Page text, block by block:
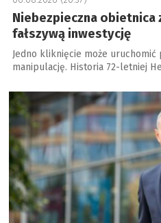
Niebezpieczna obietnica
fałszywą inwestycję
Jedno kliknięcie może uruchomić
manipulację. Historia 72-letniej
a